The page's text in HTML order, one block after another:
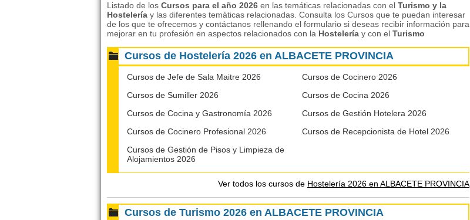
Listado de los Cursos para el año 2026 en las temáticas relacionadas con el Turismo y la
Hostelería y las diferentes temáticas relacionadas. Consulta los Cursos que te puedan interesar
de los que te ofrecemos y contáctanos rellenando el formulario si deseas recibir información para
mejorar en tu profesión en aspectos relacionados con la Hostelería y con el Turismo
Cursos de Hostelería 2026 en ALBACETE PROVINCIA
Cursos de Jefe de Sala Maitre 2026
Cursos de Cocinero 2026
Cursos de Sumiller 2026
Cursos de Cocina 2026
Cursos de Cocina y Gastronomía 2026
Cursos de Gestión Hotelera 2026
Cursos de Cocinero Profesional 2026
Cursos de Recepcionista de Hotel 2026
Cursos de Gestión de Pisos y Limpieza de
Alojamientos 2026
Ver todos los cursos de Hostelería 2026 en ALBACETE PROVINCIA
Cursos de Turismo 2026 en ALBACETE PROVINCIA